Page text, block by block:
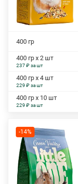
400 гр
400 гр х 2 шт
237 ₽ за шт
400 гр х 4 шт
229 ₽ за шт
400 гр х 10 шт
229 ₽ за шт
-14%